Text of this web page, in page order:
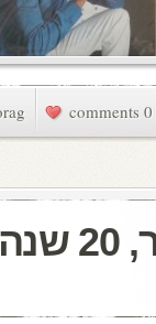
0 comments
התקליטייה: שלום חבר, 20 שנה